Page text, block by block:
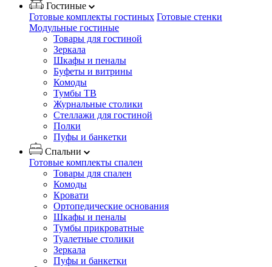
Гостиные
Готовые комплекты гостиных Готовые стенки
Модульные гостиные
Товары для гостиной
Зеркала
Шкафы и пеналы
Буфеты и витрины
Комоды
Тумбы ТВ
Журнальные столики
Стеллажи для гостиной
Полки
Пуфы и банкетки
Спальни
Готовые комплекты спален
Товары для спален
Комоды
Кровати
Ортопедические основания
Шкафы и пеналы
Тумбы прикроватные
Туалетные столики
Зеркала
Пуфы и банкетки